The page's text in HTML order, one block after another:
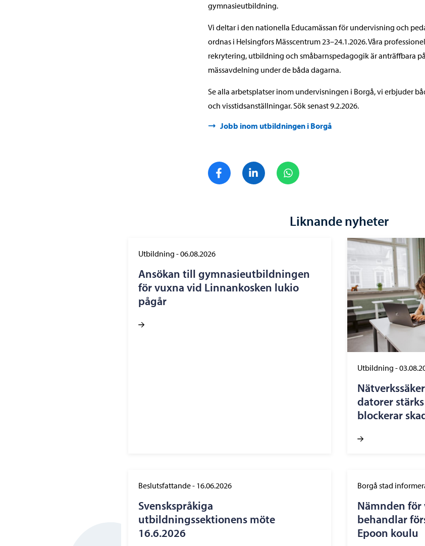
gymnasieutbildning.
Vi deltar i den nationella Educamässan för undervisning och
ordnas i Helsingfors Mässcentrum 23–24.1.2026. Våra
rekrytering, utbildning och småbarnspedagogik är anträffbara
mässavdelning under de båda dagarna.
Se alla arbetsplatser inom undervisningen i Borgå, vi erbjuder
och visstidsanställningar. Sök senast 9.2.2026.
Jobb inom utbildningen i Borgå
Dela på FacebookDela på LinkedIn
Liknande nyheter
Utbildning -06.08.2026
Ansökan till gymnasieutbildningen
för vuxna vid Linnankosken lukio
pågår
Utbildning -
datorer
blockerar
Beslutsfattande- 16.06.2026
Svenskspråkiga
utbildningssektionens möte
16.6.2026
Borgå stad
Nämnden för
behandlar
Epoon koulu